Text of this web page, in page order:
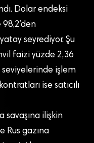
Dolar endeksi
seyrediyor. Şu
faizi yüzde 2,36
seviyelerinde işlem
ise satıcılı
savaşına ilişkin
Rus gazına